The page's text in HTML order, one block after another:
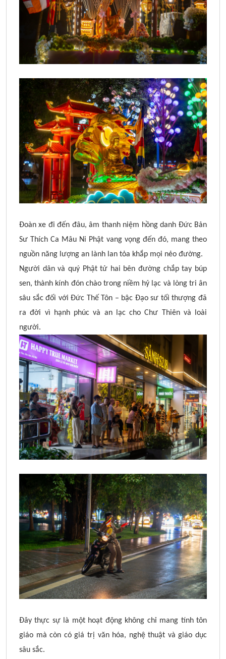
Đoàn xe đi đến đâu, âm thanh niệm hồng danh Đức Bản
Sư Thích Ca Mâu Ni Phật vang vọng đến đó, mang theo
nguồn năng lượng an lành lan tỏa khắp mọi nẻo đường.
Người dân và quý Phật tử hai bên đường chắp tay búp
sen, thành kính đón chào trong niềm hỷ lạc và lòng tri ân
sâu sắc đối với Đức Thế Tôn – bậc Đạo sư tối thượng đã
ra đời vì hạnh phúc và an lạc cho Chư Thiên và loài
người.
Đây thực sự là một hoạt động không chỉ mang tính tôn
giáo mà còn có giá trị văn hóa, nghệ thuật và giáo dục
sâu sắc.